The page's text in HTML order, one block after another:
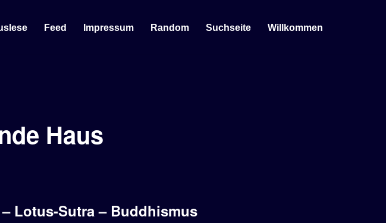
Feed Impressum Random Suchseite Willkommen
Haus
Lotus-Sutra – Buddhismus